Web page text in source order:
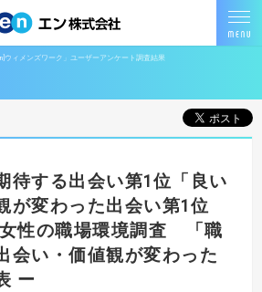
ウィメンズワーク」ユーザーアンケート調査結果
待する出会い第1位「良い
が変わった出会い第1位
女性の職場環境調査 「職
会い・価値観が変わった
ー